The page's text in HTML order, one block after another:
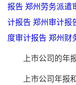
报告 郑州劳务派遣
计报告 郑州审计报
度审计报告 郑州财
上市公司的年报
上市公司年报和